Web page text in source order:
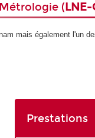
(
mais également l'un
Prestations